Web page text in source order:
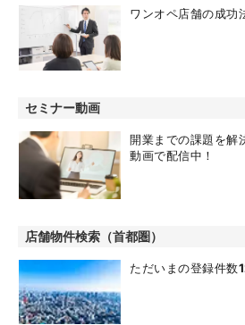
ワンオペ店舗の成功
セミナー動画
開業までの課題を解
動画で配信中！
店舗物件検索（首都圏）
ただいまの登録件数